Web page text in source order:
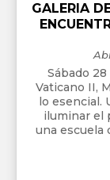
GALERIA
Sábado
Vaticano II,
lo esencial.
iluminar el
una escuela